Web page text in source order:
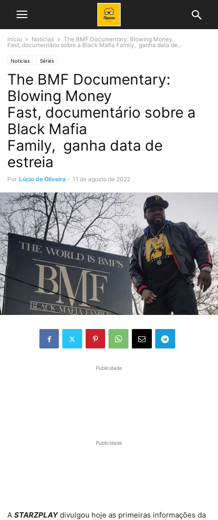
Início Noticias
The BMF Documentary: Blowing Money
Fast, documentário sobre a Black Mafia Family, ganha data de...
Noticias Séries
The BMF Documentary:
Blowing Money
Fast, documentário sobre a
Black Mafia
Family, ganha data de
estreia
Por Lúcio de Oliveira - 11 de agosto de 2022
Publicidade
Publicidade
A STARZPLAYdivulgou hoje as primeiras informações da